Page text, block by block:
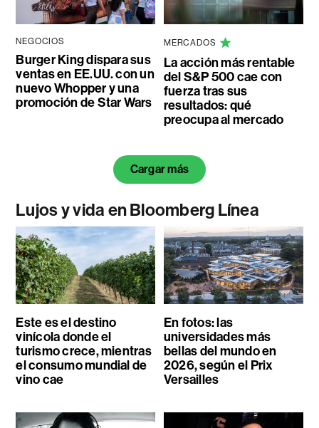
NEGOCIOS
Burger King dispara sus
ventas en EE.UU. con un
nuevo Whopper y una
promoción de Star Wars
MERCADOS
La acción más rentable
del S&P 500 cae con
fuerza tras sus
resultados: qué
preocupa al mercado
Cargar más
Lujos y vida en Bloomberg Línea
Este es el destino
vinícola donde el
turismo crece, mientras
el consumo mundial de
vino cae
En fotos: las
universidades más
bellas del mundo en
2026, según el Prix
Versailles